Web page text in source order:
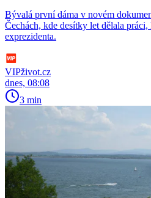
Bývalá první dáma v novém
Čechách, kde desítky let dělala
exprezidenta.
VIPživot.cz
dnes, 08:08
3 min